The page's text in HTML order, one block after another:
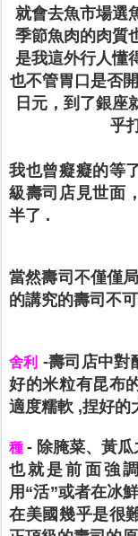
就會去魚市場選
季節魚肉的肉質
是我這外行人懂
也不管胃口是否
日元，到了銀座
乎
我也曾癡癡的等
級壽司店見世面
半了 .
當然壽司不僅僅
的講究的壽司不
舍利 -壽司店中對
好的米粒有昆布
適度糯軟 ,捏好的
種- 除腌菜、黃瓜
也就是前面強
用“活”或者在冰
在美國幾乎是很